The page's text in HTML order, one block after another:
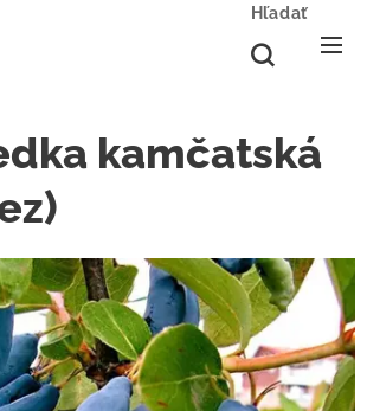
Hľadať
kamčatská